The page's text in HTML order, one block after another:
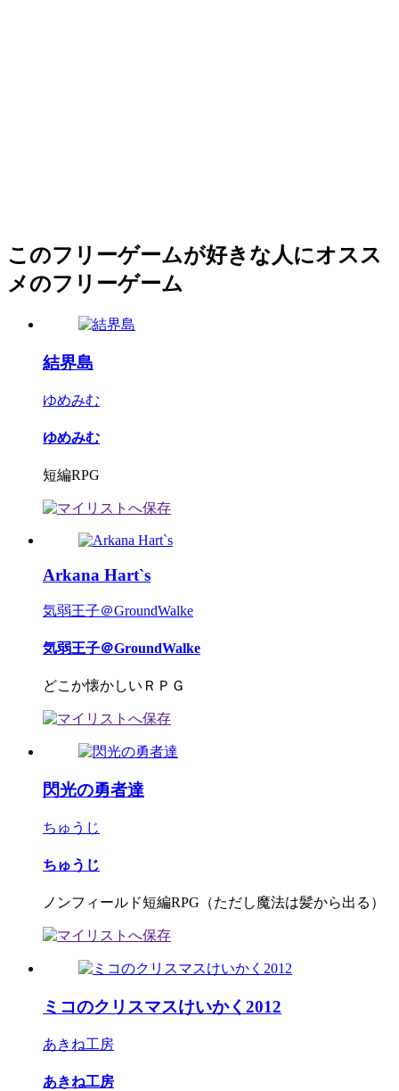
このフリーゲームが好きな人にオスス
メのフリーゲーム
結界島
ゆめみむ
ゆめみむ
短編RPG
Arkana Hart`s
気弱王子＠GroundWalke
気弱王子＠GroundWalke
どこか懐かしいＲＰＧ
閃光の勇者達
ちゅうじ
ちゅうじ
ノンフィールド短編RPG（ただし魔法は髪から出る）
ミコのクリスマスけいかく2012
あきね工房
あきね工房